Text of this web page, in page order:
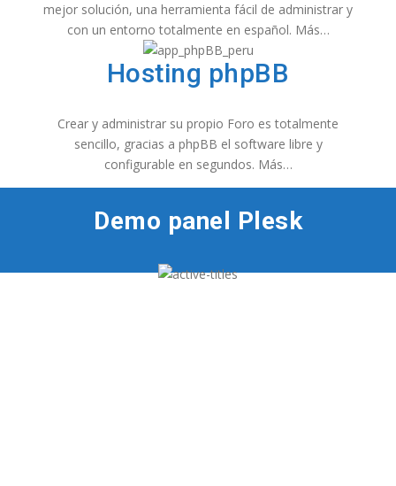
mejor solución, una herramienta fácil de administrar y
con un entorno totalmente en español. Más…
Hosting phpBB
Crear y administrar su propio Foro es totalmente
sencillo, gracias a phpBB el software libre y
configurable en segundos. Más…
Demo panel Plesk